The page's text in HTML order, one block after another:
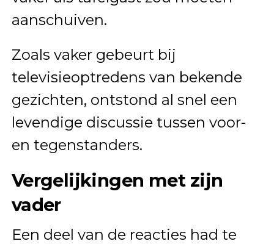
aanschuiven.
Zoals vaker gebeurt bij
televisieoptredens van bekende
gezichten, ontstond al snel een
levendige discussie tussen voor-
en tegenstanders.
Vergelijkingen met zijn
vader
Een deel van de reacties had te